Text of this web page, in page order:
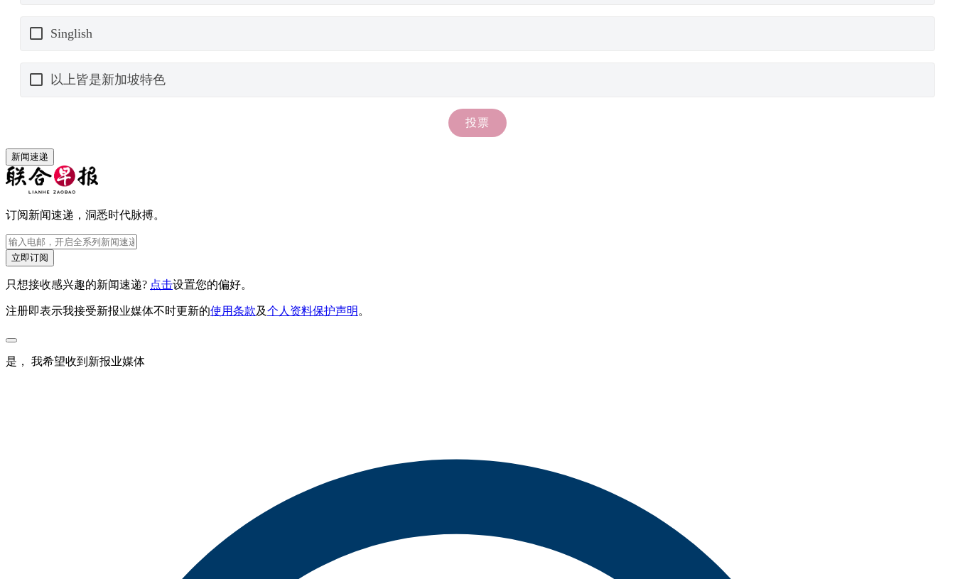
新闻速递
订阅新闻速递，洞悉时代脉搏。
立即订阅
只想接收感兴趣的新闻速递? 点击设置您的偏好。
注册即表示我接受新报业媒体不时更新的使用条款及个人资料保护声明 。
是， 我希望收到新报业媒体